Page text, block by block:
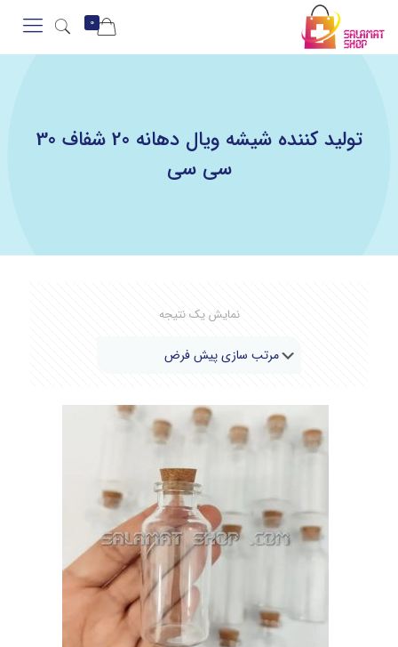
0
تولید کننده شیشه ویال دهانه 20 شفاف 30
سی سی
نمایش یک نتیجه